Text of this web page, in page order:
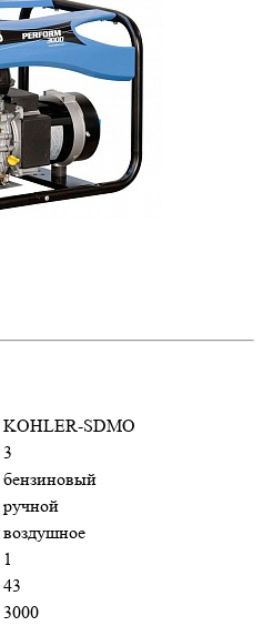
KOHLER-SDMO
3
бензиновый
ручной
воздушное
1
43
3000